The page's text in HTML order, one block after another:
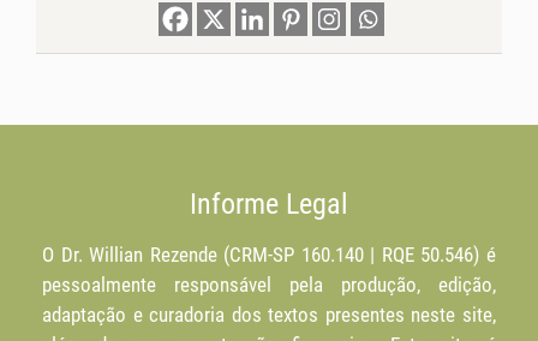
Informe Legal
O Dr. Willian Rezende (CRM-SP 160.140 | RQE 50.546) é
pessoalmente responsável pela produção, edição,
adaptação e curadoria dos textos presentes neste site,